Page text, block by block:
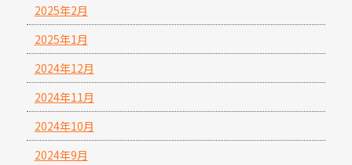
2025年2月
2025年1月
2024年12月
2024年11月
2024年10月
2024年9月